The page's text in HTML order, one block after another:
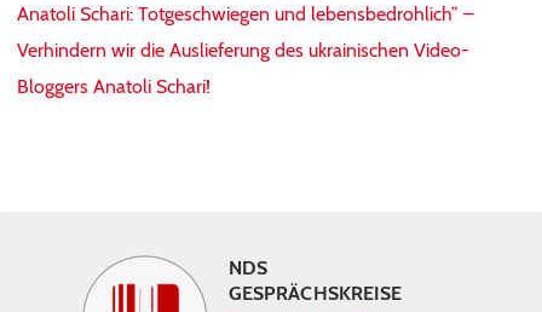
Anatoli Schari: Totgeschwiegen und lebensbedrohlich” –
Verhindern wir die Auslieferung des ukrainischen Video-
Bloggers Anatoli Schari!
NDS
GESPRÄCHSKREISE